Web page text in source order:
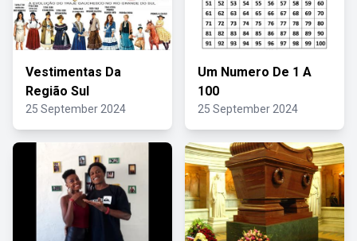
Vestimentas Da
Região Sul
25 September 2024
Um Numero De 1 A
100
25 September 2024